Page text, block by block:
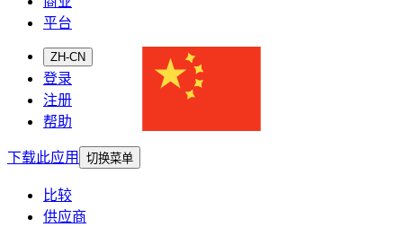
平台
ZH-CN
登录
注册
帮助
下载此应用
切换菜单
比较
供应商